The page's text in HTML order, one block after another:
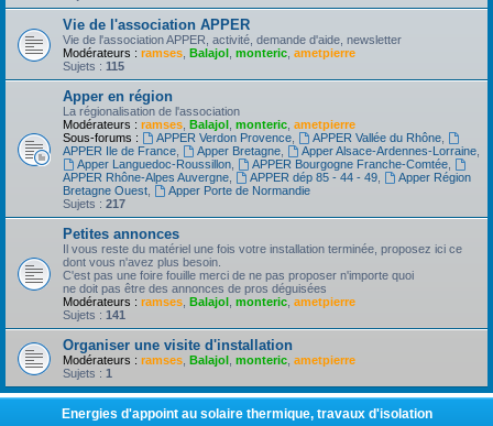
Vie de l'association APPER
Vie de l'association APPER, activité, demande d'aide, newsletter
Modérateurs : ramses Balajol monteric ametpierre
Sujets : 115
Apper en région
La régionalisation de l'association
Modérateurs : ramses Balajol monteric ametpierre
Sous-forums :
APPER Verdon Provence, APPER Vallée du Rhône,
APPER Ile de France
Apper Bretagne, Apper Alsace-Ardennes-Lorraine,
Apper Languedoc-Roussillon, APPER Bourgogne Franche-Comtée,
APPER Rhône-Alpes Auvergne
APPER dép 85 - 44 - 49,
Apper Région
Bretagne Ouest
Apper Porte de Normandie
Sujets : 217
Petites annonces
Il vous reste du matériel une fois votre installation terminée, proposez ici ce
dont vous n'avez plus besoin.
C'est pas une foire fouille merci de ne pas proposer n'importe quoi
ne doit pas être des annonces de pros déguisées
Modérateurs : ramses Balajol monteric ametpierre
Sujets : 141
Organiser une visite d'installation
Modérateurs : ramses Balajol monteric ametpierre
Sujets : 1
Energies d'appoint au solaire thermique, travaux d'isolation